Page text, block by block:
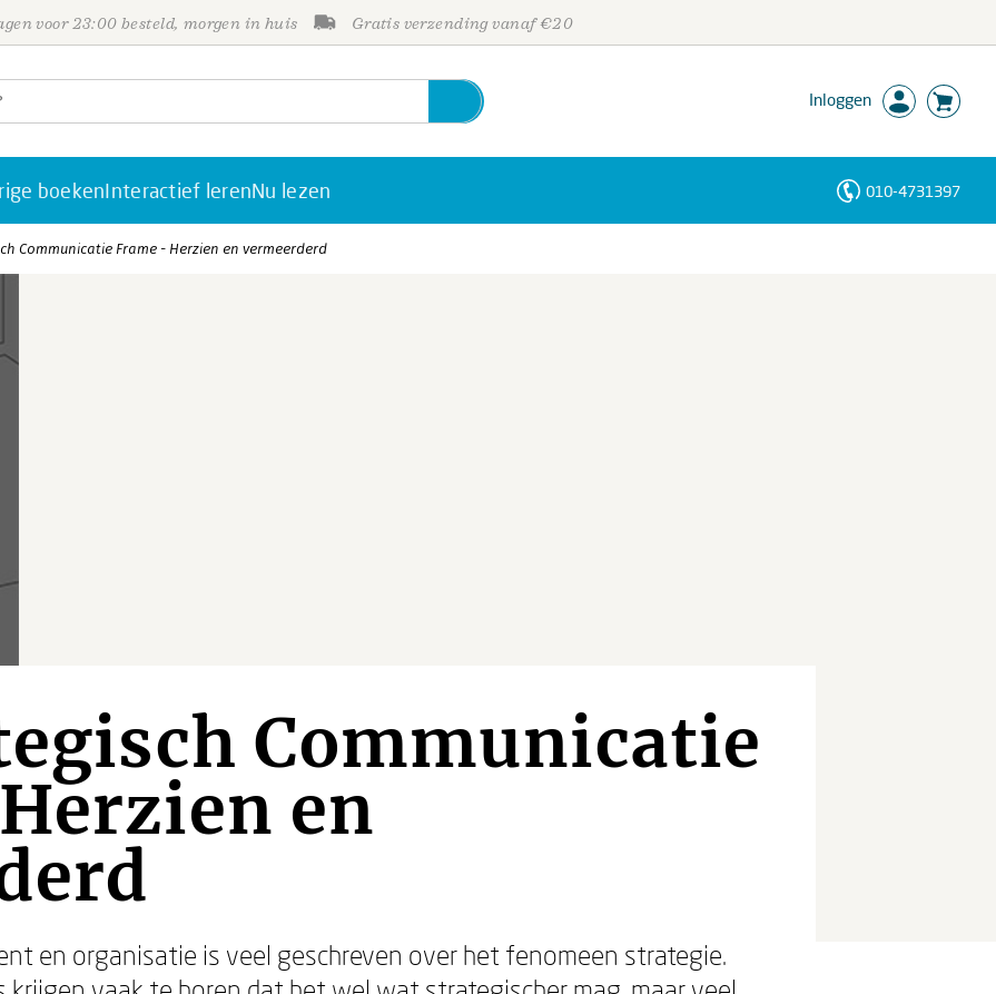
voor 23:00 besteld, morgen in huis Gratis verzending vanaf €20
Inloggen
boekenInteractief lerenNu lezen 010-4731397
Communicatie Frame - Herzien en vermeerderd
Communicatie
en
en organisatie is veel geschreven over het fenomeen strategie.
Personen